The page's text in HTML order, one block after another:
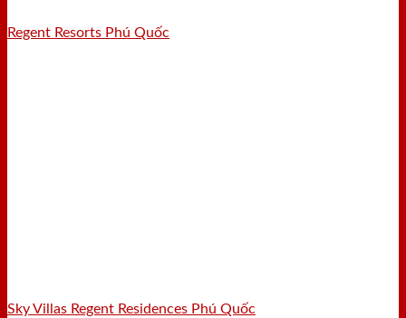
Regent Resorts Phú Quốc
Sky Villas Regent Residences Phú Quốc